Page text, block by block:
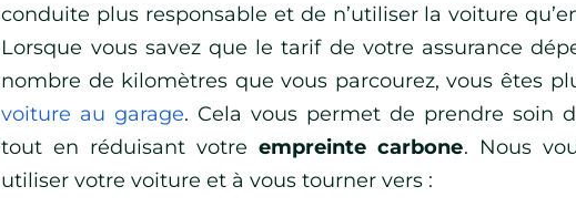
conduite plus responsable et de n’utiliser la voiture
Lorsque vous savez que le tarif de votre assurance
nombre de kilomètres que vous parcourez, vous êtes
voiture au garage. Cela vous permet de prendre soin
tout en réduisant votreempreinte carbone. Nous
utiliser votre voiture et à vous tourner vers :